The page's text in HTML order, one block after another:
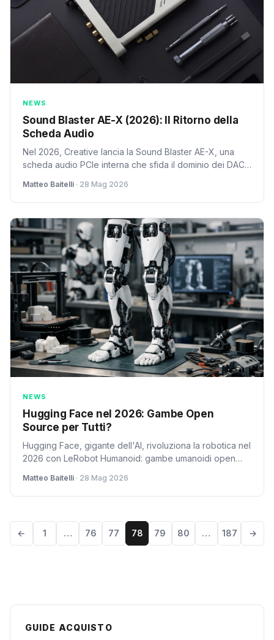
NEWS
Sound Blaster AE-X (2026): Il Ritorno della
Scheda Audio
Nel 2026, Creative lancia la Sound Blaster AE-X, una
scheda audio PCIe interna che sfida il dominio dei DAC
per l'audio PC in Italia?
Matteo Baitelli · 28 Mag 2026
NEWS
Hugging Face nel 2026: Gambe Open
Source per Tutti?
Hugging Face, gigante dell'AI, rivoluziona la robotica nel
2026 con LeRobot Humanoid: gambe umanoidi open
hardware.
Matteo Baitelli · 28 Mag 2026
← 1 … 76 77 78 79 80 … 187 →
GUIDE ACQUISTO